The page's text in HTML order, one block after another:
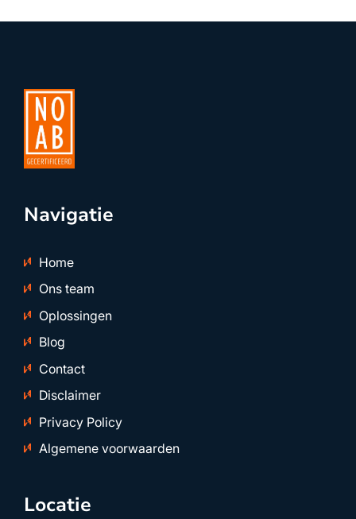
Navigatie
Home
Ons team
Oplossingen
Blog
Contact
Disclaimer
Privacy Policy
Algemene voorwaarden
Locatie